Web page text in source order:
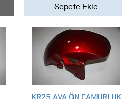
Sepete Ekle